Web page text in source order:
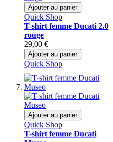
Ajouter au panier
Quick Shop
T-shirt femme Ducati 2.0
rouge
29,00 €
Ajouter au panier
Quick Shop
Ajouter au panier
Quick Shop
T-shirt femme Ducati